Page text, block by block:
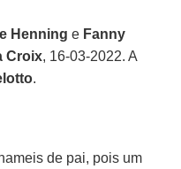
Henning e Fanny
Croix, 16-03-2022. A
.
de pai, pois um